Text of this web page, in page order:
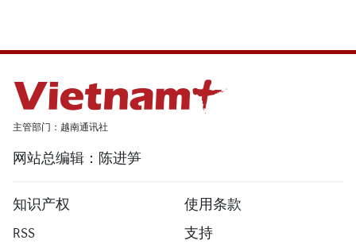
主管部门：越南通讯社
网站总编辑：陈进笋
知识产权
使用条款
RSS
支持